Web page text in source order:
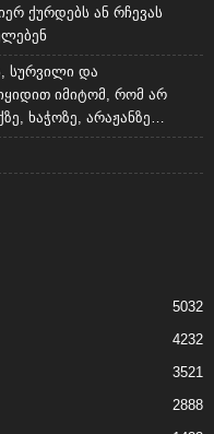
ქურდებს ან რჩევას
სურვილი და
იმიტომ, რომ არ
ხაჭოზე, არაჟანზე…
5032
4232
3521
2888